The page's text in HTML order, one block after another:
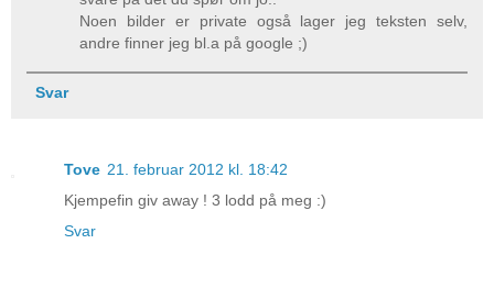
Noen bilder er private også lager jeg teksten selv,
andre finner jeg bl.a på google ;)
Svar
Tove 21. februar 2012 kl. 18:42
Kjempefin giv away ! 3 lodd på meg :)
Svar